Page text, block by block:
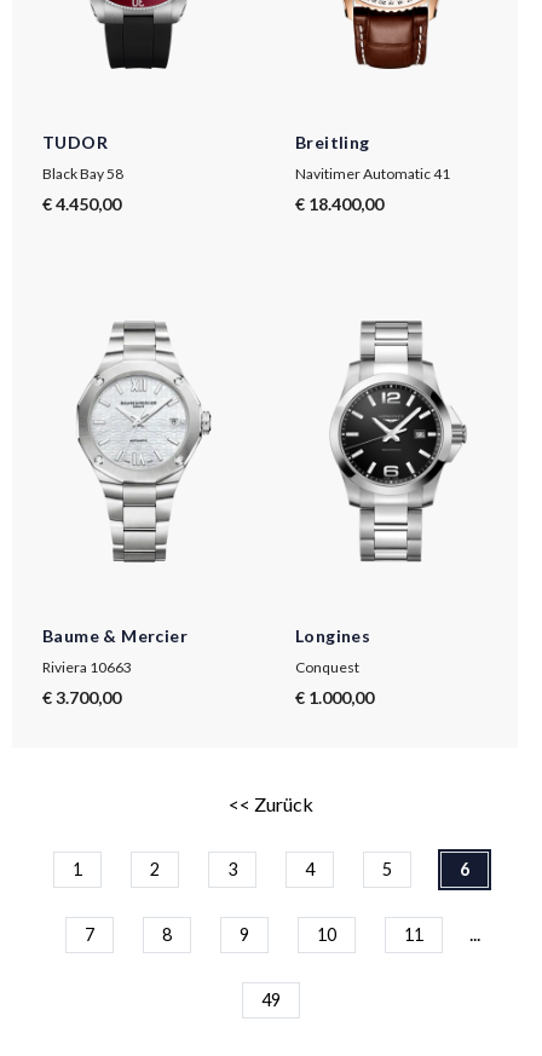
TUDOR
Black Bay 58
€ 4.450,00
Breitling
Navitimer Automatic 41
€ 18.400,00
Baume & Mercier
Riviera 10663
€ 3.700,00
Longines
Conquest
€ 1.000,00
<< Zurück
1 2 3 4 5 6
7 8 9 10 11 ...
49